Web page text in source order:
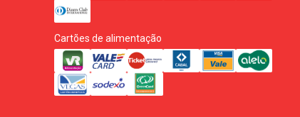
Cartões de alimentação